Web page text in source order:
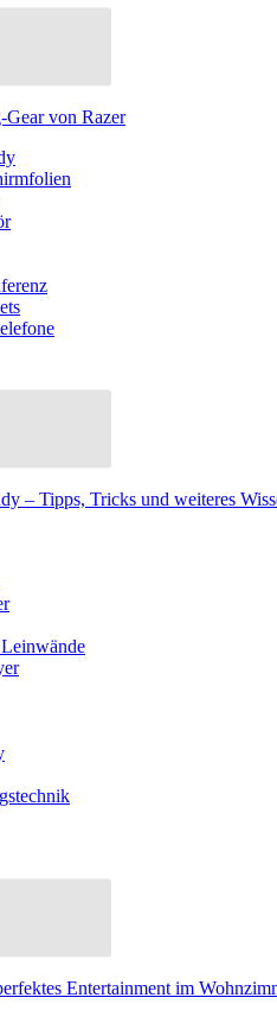
Gear von Razer
– Tipps, Tricks und weiteres
Entertainment im